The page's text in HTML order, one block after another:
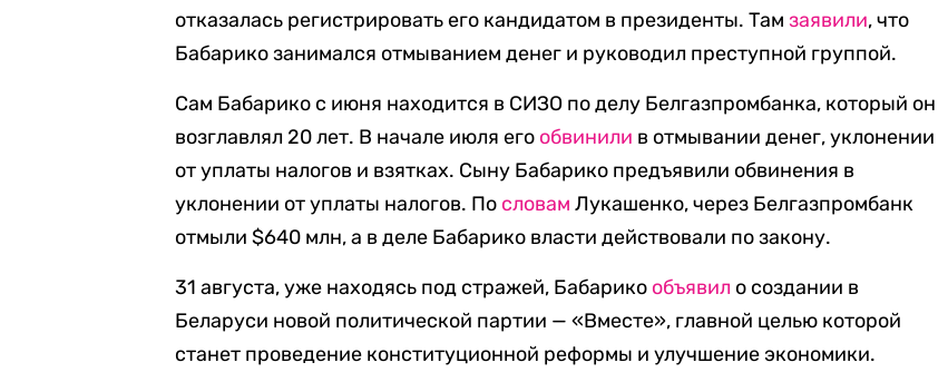
отказалась регистрировать его кандидатом в президенты. Тамзаявили, что
Бабарико занимался отмыванием денег и руководил преступной группой.
Сам Бабарико с июня находится в СИЗО по делу Белгазпромбанка, который он
возглавлял 20 лет. В начале июля его обвинили в отмывании денег, уклонении
от уплаты налогов и взятках. Сыну Бабарико предъявили обвинения в
уклонении от уплаты налогов. По словам Лукашенко, через Белгазпромбанк
отмыли $640 млн, а в деле Бабарико власти действовали по закону.
31 августа, уже находясь под стражей, Бабарико объявил о создании в
Беларуси новой политической партии — «Вместе», главной целью которой
станет проведение конституционной реформы и улучшение экономики.